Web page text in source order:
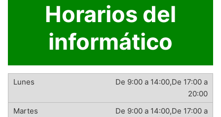
Horarios del
informático
De 9:00 a 14:00,De 17:00 a
20:00
De 9:00 a 14:00,De 17:00 a